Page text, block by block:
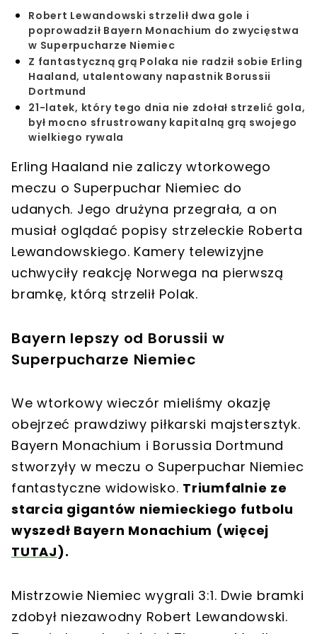
Robert Lewandowski strzelił dwa gole i
poprowadził Bayern Monachium do zwycięstwa
w Superpucharze Niemiec
Z fantastyczną grą Polaka nie radził sobie Erling
Haaland, utalentowany napastnik Borussii
Dortmund
21-latek, który tego dnia nie zdołał strzelić gola,
był mocno sfrustrowany kapitalną grą swojego
wielkiego rywala
Erling Haaland nie zaliczy wtorkowego
meczu o Superpuchar Niemiec do
udanych. Jego drużyna przegrała, a on
musiał oglądać popisy strzeleckie Roberta
Lewandowskiego. Kamery telewizyjne
uchwyciły reakcję Norwega na pierwszą
bramkę, którą strzelił Polak.
Bayern lepszy od Borussii w
Superpucharze Niemiec
We wtorkowy wieczór mieliśmy okazję
obejrzeć prawdziwy piłkarski majstersztyk.
Bayern Monachium i Borussia Dortmund
stworzyły w meczu o Superpuchar Niemiec
fantastyczne widowisko. Triumfalnie ze
starcia gigantów niemieckiego futbolu
wyszedł Bayern Monachium (więcej
TUTAJ).
Mistrzowie Niemiec wygrali 3:1. Dwie bramki
zdobył niezawodny Robert Lewandowski.